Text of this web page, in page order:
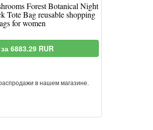
Forest Botanical Night
Tote Bag reusable shopping
for women
6883.29 RUR
в нашем магазине.